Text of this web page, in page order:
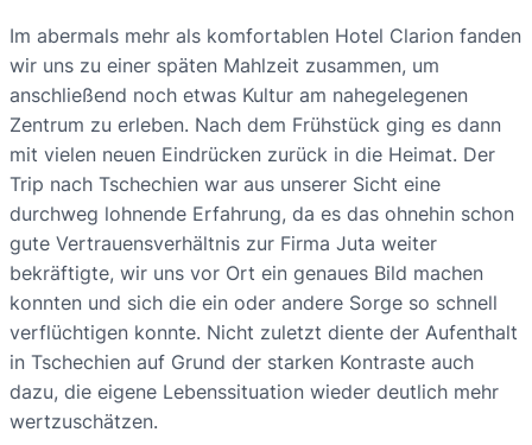
Im abermals mehr als komfortablen Hotel Clarion fanden
wir uns zu einer späten Mahlzeit zusammen, um
anschließend noch etwas Kultur am nahegelegenen
Zentrum zu erleben. Nach dem Frühstück ging es dann
mit vielen neuen Eindrücken zurück in die Heimat. Der
Trip nach Tschechien war aus unserer Sicht eine
durchweg lohnende Erfahrung, da es das ohnehin schon
gute Vertrauensverhältnis zur Firma Juta weiter
bekräftigte, wir uns vor Ort ein genaues Bild machen
konnten und sich die ein oder andere Sorge so schnell
verflüchtigen konnte. Nicht zuletzt diente der Aufenthalt
in Tschechien auf Grund der starken Kontraste auch
dazu, die eigene Lebenssituation wieder deutlich mehr
wertzuschätzen.